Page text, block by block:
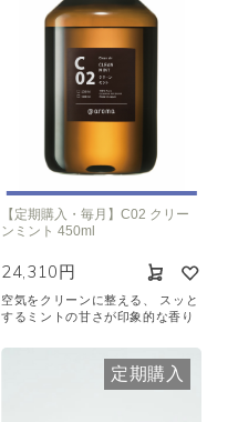
【定期購入・毎月】C02 クリー
ンミント 450ml
24,310円
空気をクリーンに整える、 スッと
するミントの甘さが印象的な香り
定期購入